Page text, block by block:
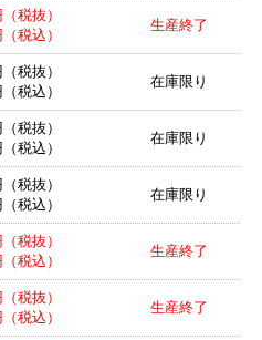
税抜）
税込）
生産終了
税抜）
税込）
在庫限り
税抜）
税込）
在庫限り
税抜）
税込）
在庫限り
税抜）
税込）
生産終了
税抜）
税込）
生産終了